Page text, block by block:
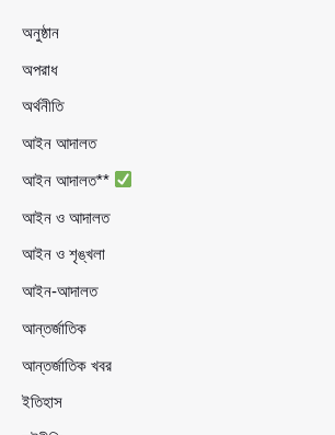
অনুষ্ঠান
অপরাধ
অর্থনীতি
আইন আদালত
আইন আদালত**
আইন ও আদালত
আইন ও শৃঙ্খলা
আইন-আদালত
আন্তর্জাতিক
আন্তর্জাতিক খবর
ইতিহাস